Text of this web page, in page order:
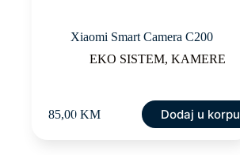
Xiaomi Smart Camera C200
EKO SISTEM, KAMERE
85,00KM Dodaj u korpu